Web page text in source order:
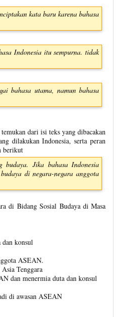
kata baru karena bahasa
Indonesia itu sempurna. tidak
bahasa utama, namun bahasa
dari isi teks yang dibacakan
dilakukan Indonesia, serta peran
berikut
budaya. Jika bahasa Indonesia
di negara-negara anggota
di Bidang Sosial Budaya di Masa
konsul
ASEAN.
Tenggara
dan menermia duta dan konsul
di awasan ASEAN